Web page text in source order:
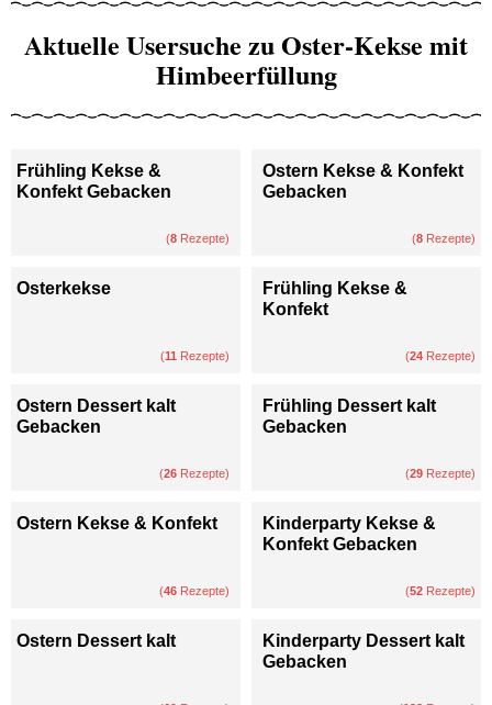
Aktuelle Usersuche zu Oster-Kekse mit
Himbeerfüllung
Frühling Kekse &
Konfekt Gebacken
(8 Rezepte)
Ostern Kekse & Konfekt
Gebacken
(8 Rezepte)
Osterkekse
(11 Rezepte)
Frühling Kekse &
Konfekt
(24 Rezepte)
Ostern Dessert kalt
Gebacken
(26 Rezepte)
Frühling Dessert kalt
Gebacken
(29 Rezepte)
Ostern Kekse & Konfekt
(46 Rezepte)
Kinderparty Kekse &
Konfekt Gebacken
(52 Rezepte)
Ostern Dessert kalt
Kinderparty Dessert kalt
Gebacken